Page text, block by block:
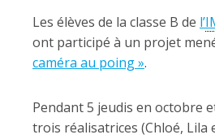
Les élèves de la classe B de l’
ont participé à un projet
caméra au poing ».
Pendant 5 jeudis en octobre
trois réalisatrices (Chloé, Lila